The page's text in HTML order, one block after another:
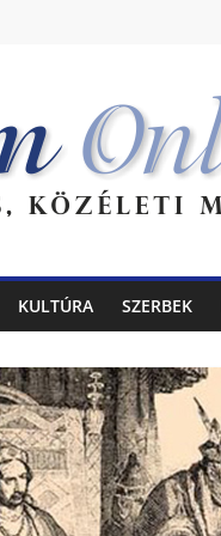
KULTÚRA SZERBEK